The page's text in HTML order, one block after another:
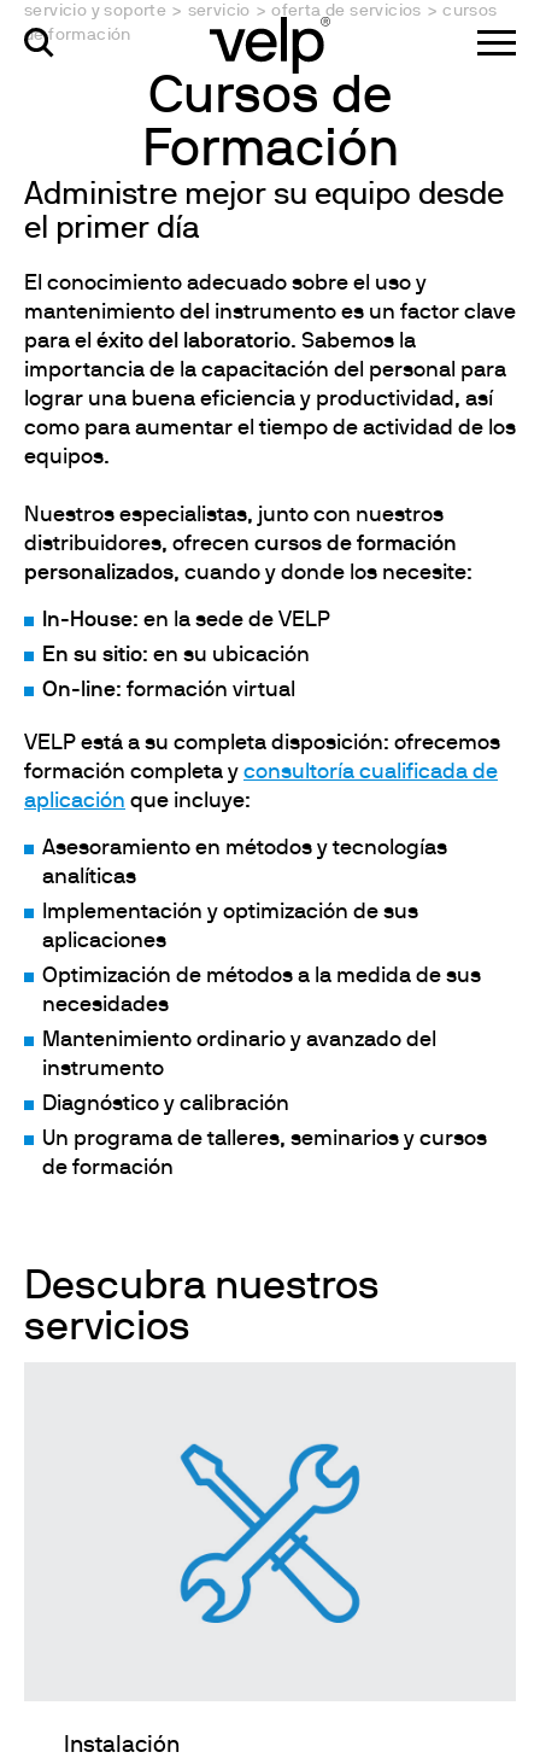
servicio y soporte > servicio > oferta de servicios > cursos
de formación
Cursos de
Formación
Administre mejor su equipo desde
el primer día
El conocimiento adecuado sobre el uso y
mantenimiento del instrumento es un factor clave
para el éxito del laboratorio. Sabemos la
importancia de la capacitación del personal para
lograr una buena eficiencia y productividad, así
como para aumentar el tiempo de actividad de los
equipos.
Nuestros especialistas, junto con nuestros
distribuidores, ofrecen cursos de formación
personalizados, cuando y donde los necesite:
In-House: en la sede de VELP
En su sitio: en su ubicación
On-line: formación virtual
VELP está a su completa disposición: ofrecemos
formación completa y consultoría cualificada de
aplicación que incluye:
Asesoramiento en métodos y tecnologías
analíticas
Implementación y optimización de sus
aplicaciones
Optimización de métodos a la medida de sus
necesidades
Mantenimiento ordinario y avanzado del
instrumento
Diagnóstico y calibración
Un programa de talleres, seminarios y cursos
de formación
Descubra nuestros
servicios
Instalación